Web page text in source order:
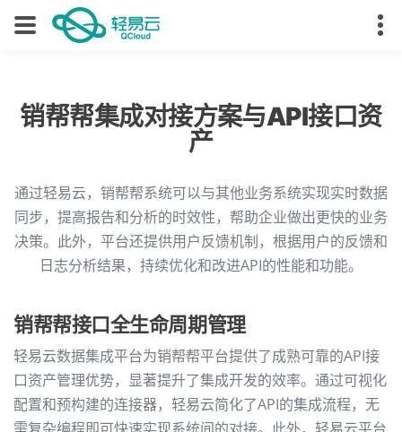
销帮帮集成对接方案与API接口资
产
通过轻易云，销帮帮系统可以与其他业务系统实现实时数据
同步，提高报告和分析的时效性，帮助企业做出更快的业务
决策。此外，平台还提供用户反馈机制，根据用户的反馈和
日志分析结果，持续优化和改进API的性能和功能。
销帮帮接口全生命周期管理
轻易云数据集成平台为销帮帮平台提供了成熟可靠的API接
口资产管理优势，显著提升了集成开发的效率。通过可视化
配置和预构建的连接器，轻易云简化了API的集成流程，无